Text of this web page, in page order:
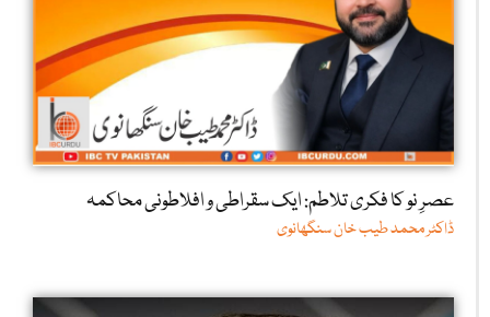
عصرِ نو کا فکری تلاطم: ایک سقراطی و افلاطونی محاکمہ
ڈاکٹر محمد طیب خان سنگھانوی